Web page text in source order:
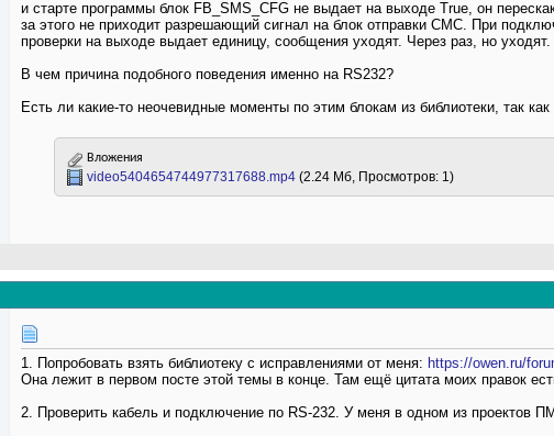
и старте программы блок FB_SMS_CFG не выдает на выходе True, он
за этого не приходит разрешающий сигнал на блок отправки СМС. При
проверки на выходе выдает единицу, сообщения уходят. Через раз, но уходят.
В чем причина подобного поведения именно на RS232?
Есть ли какие-то неочевидные моменты по этим блокам из библиотеки, так
Вложения
video5404654744977317688.mp4 (2.24 Мб, Просмотров: 1)
1. Попробовать взять библиотеку с исправлениями от меня: https://owen.ru/
Она лежит в первом посте этой темы в конце. Там ещё цитата моих правок
2. Проверить кабель и подключение по RS-232. У меня в одном из проектов